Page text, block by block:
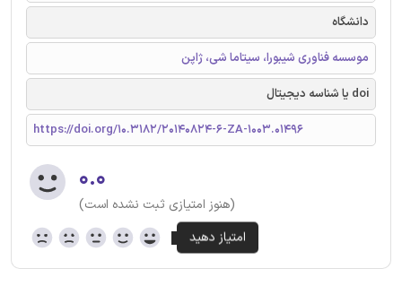
دانشگاه
موسسه فناوری شیبورا، سیتاما شی، ژاپن
doi یا شناسه دیجیتال
https://doi.org/10.3182/20140824-6-ZA-1003.01496
۰.۰
(هنوز امتیازی ثبت نشده است)